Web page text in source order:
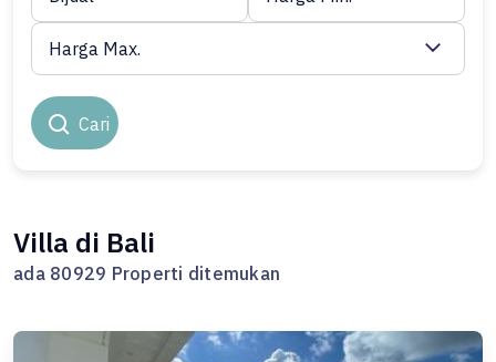
Cari
Harga Max.
Villa di Bali
ada 80929 Properti ditemukan